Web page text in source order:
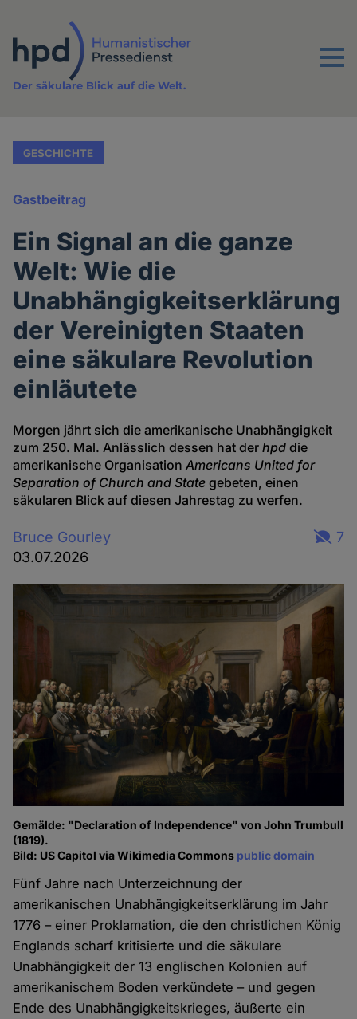
Inhalt
Menu
Der säkulare Blick auf die Welt.
GESCHICHTE
Gastbeitrag
Ein Signal an die ganze
Welt: Wie die
Unabhängigkeitserklärung
der Vereinigten Staaten
eine säkulare Revolution
einläutete
Morgen jährt sich die amerikanische Unabhängigkeit
zum 250. Mal. Anlässlich dessen hat der hpddie
amerikanische OrganisationAmericans United for
Separation of Church and State gebeten, einen
säkularen Blick auf diesen Jahrestag zu werfen.
Bruce Gourley
03.07.2026
7
Gemälde: "Declaration of Independence" von John Trumbull
(1819).
Bild: US Capitol via Wikimedia Commons public domain
Fünf Jahre nach Unterzeichnung der
amerikanischen Unabhängigkeitserklärung im Jahr
1776 – einer Proklamation, die den christlichen König
Englands scharf kritisierte und die säkulare
Unabhängigkeit der 13 englischen Kolonien auf
amerikanischem Boden verkündete – und gegen
Ende des Unabhängigkeitskrieges, äußerte ein